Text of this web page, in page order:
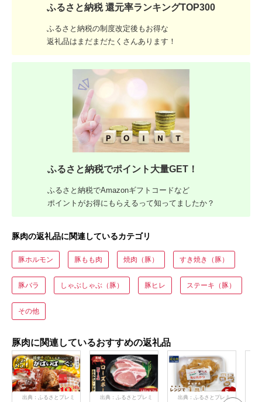
ふるさと納税 還元率ランキングTOP300
ふるさと納税の制度改定後もお得な
返礼品はまだまだたくさんあります！
ふるさと納税でポイント大量GET！
ふるさと納税でAmazonギフトコードなど
ポイントがお得にもらえるって知ってましたか？
豚肉の返礼品に関連しているカテゴリ
豚ホルモン 豚もも肉 焼肉（豚） すき焼き（豚）
豚バラ しゃぶしゃぶ（豚） 豚ヒレ ステーキ（豚）
その他
豚肉に関連しているおすすめの返礼品
出典：ふるさとプレミ
出典：ふるさとプレミ
出典：ふるさとプレミ